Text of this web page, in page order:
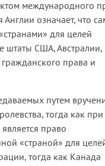
международного
означает, что
для целей
штаты США, Австралии,
права и
путем
тогда как при
право
«страной» для
тогда как Канада